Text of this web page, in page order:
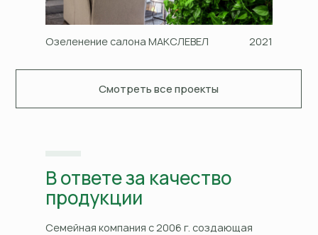
Озеленение салона МАКСЛЕВЕЛ 2021
Смотреть все проекты
В ответе за качество
продукции
Семейная компания с 2006 г. создающая